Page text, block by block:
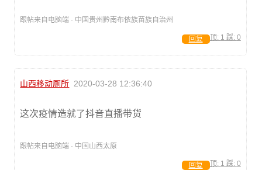
跟帖来自电脑端 · 中国贵州黔南布依族苗族自治州
顶: 1 踩: 0
回复
山西移动厕所 2020-03-28 12:36:40
这次疫情造就了抖音直播带货
跟帖来自电脑端 · 中国山西太原
顶: 1 踩: 0
回复